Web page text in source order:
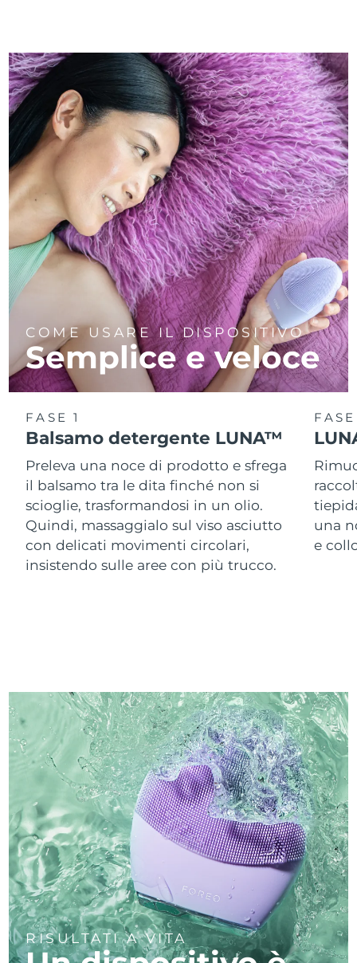
COME USARE IL DISPOSITIVO
Semplice e veloce
FASE 1
Balsamo detergente LUNA™
Preleva una noce di prodotto e sfrega
il balsamo tra le dita finché non si
scioglie, trasformandosi in un olio.
Quindi, massaggialo sul viso asciutto
con delicati movimenti circolari,
insistendo sulle aree con più trucco.
una
e
RISULTATI A VITA